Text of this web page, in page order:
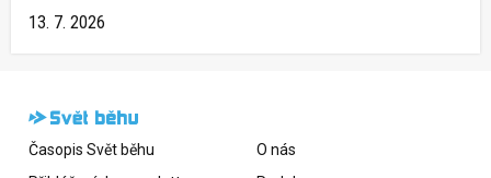
13. 7. 2026
Časopis Svět běhu
O nás